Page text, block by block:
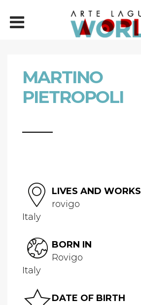
MARTINO
PIETROPOLI
LIVES AND WORKS
rovigo
Italy
BORN IN
Rovigo
Italy
DATE OF BIRTH